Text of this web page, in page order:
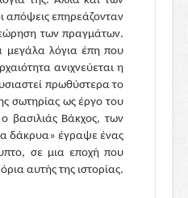
απόψεις επηρεάζονταν
των πραγμάτων.
μεγάλα λόγια έπη που
ανιχνεύεται η
πρωθύστερα το
σωτηρίας ως έργο του
βασιλιάς Βάκχος, των
δάκρυα» έγραψε ένας
σε μια εποχή που
αυτής της ιστορίας.